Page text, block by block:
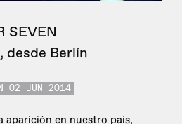
SEVEN
desde Berlín
02 JUN 2014
aparición en nuestro país,